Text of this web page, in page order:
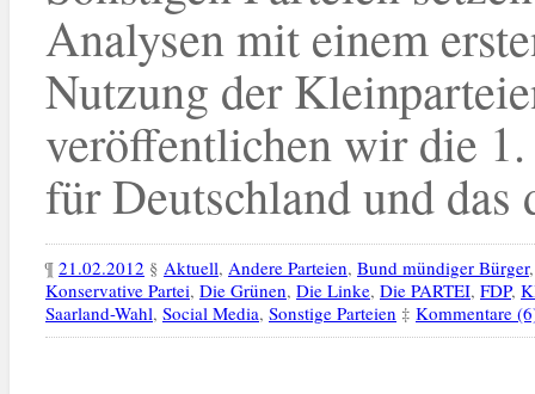
Analysen mit einem
Nutzung der
veröffentlichen wir die
für Deutschland und das
¶ 21.02.2012 § Aktuell, Andere Parteien, Bund mündiger Bürger
Konservative Partei, Die Grünen, Die Linke, Die PARTEI, FDP,
Saarland-Wahl, Social Media, Sonstige Parteien ‡ Kommentare